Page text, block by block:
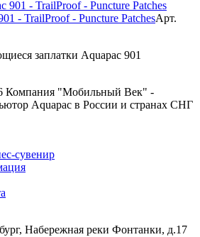
- TrailProof - Puncture PatchesАрт.
заплатки Aquapac 901
Компания "Мобильный Век" -
Aquapac в России и странах СНГ
сувенир
Набережная реки Фонтанки, д.17